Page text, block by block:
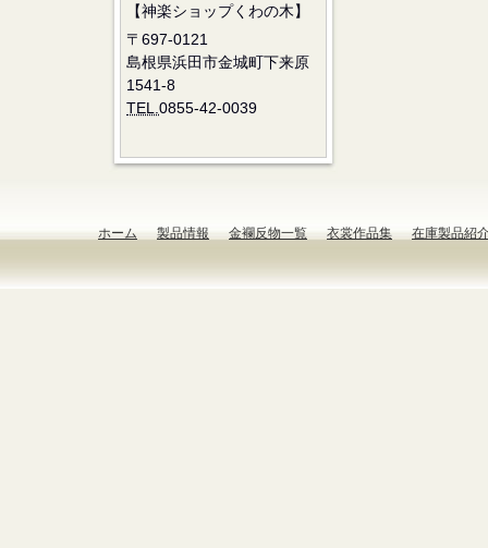
【神楽ショップくわの木】
〒697-0121
島根県浜田市金城町下来原
1541-8
TEL. 0855-42-0039
ホーム 製品情報 金襴反物一覧 衣裳作品集 在庫製品紹